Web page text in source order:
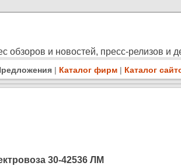
обзоров и новостей, пресс-релизов и
| Каталог фирм | Каталог
30-42536 ЛМ